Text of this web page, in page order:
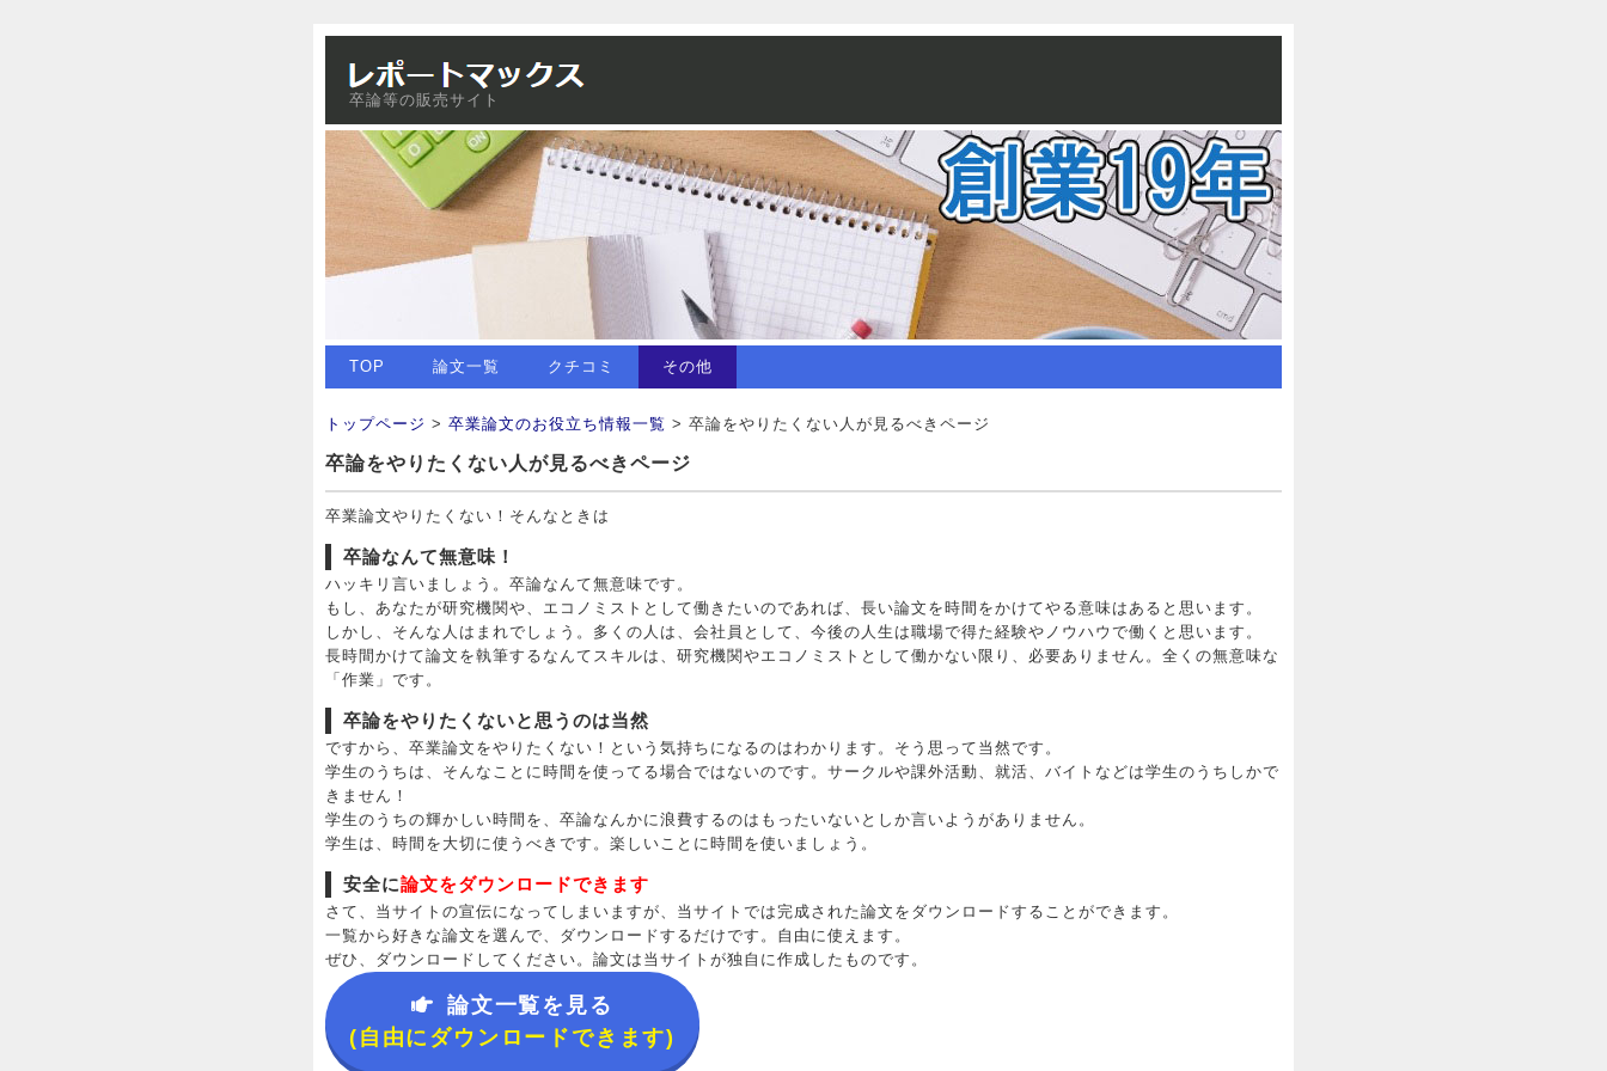
卒論等の販売サイト
TOP 論文一覧 クチコミ その他
トップページ > 卒業論文のお役立ち情報一覧 > 卒論をやりたくない人が見るべきページ
卒論をやりたくない人が見るべきページ
卒業論文やりたくない！そんなときは
卒論なんて無意味！
ハッキリ言いましょう。卒論なんて無意味です。
もし、あなたが研究機関や、エコノミストとして働きたいのであれば、長い論文を時間をかけてやる意味はあると思います。
しかし、そんな人はまれでしょう。多くの人は、会社員として、今後の人生は職場で得た経験やノウハウで働くと思います。
長時間かけて論文を執筆するなんてスキルは、研究機関やエコノミストとして働かない限り、必要ありません。全くの無意味な
「作業」です。
卒論をやりたくないと思うのは当然
ですから、卒業論文をやりたくない！という気持ちになるのはわかります。そう思って当然です。
学生のうちは、そんなことに時間を使ってる場合ではないのです。サークルや課外活動、就活、バイトなどは学生のうちしかで
きません！
学生のうちの輝かしい時間を、卒論なんかに浪費するのはもったいないとしか言いようがありません。
学生は、時間を大切に使うべきです。楽しいことに時間を使いましょう。
安全に論文をダウンロードできます
さて、当サイトの宣伝になってしまいますが、当サイトでは完成された論文をダウンロードすることができます。
一覧から好きな論文を選んで、ダウンロードするだけです。自由に使えます。
ぜひ、ダウンロードしてください。論文は当サイトが独自に作成したものです。
論文一覧を見る
(自由にダウンロードできます)